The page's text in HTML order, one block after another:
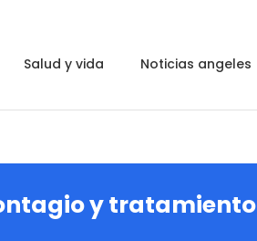
salud y vida noticias angeles
y tratamiento